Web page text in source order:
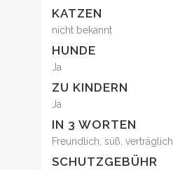
KATZEN
nicht bekannt
HUNDE
Ja
ZU KINDERN
Ja
IN 3 WORTEN
Freundlich, süß, verträglich
SCHUTZGEBÜHR